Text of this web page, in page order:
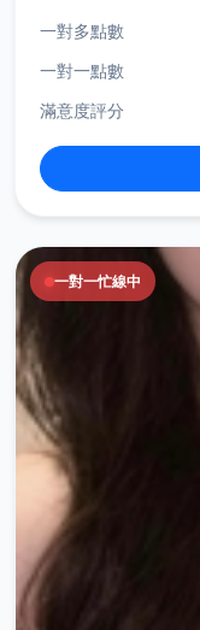
一對多點數
一對一點數
滿意度評分
一對一忙線中